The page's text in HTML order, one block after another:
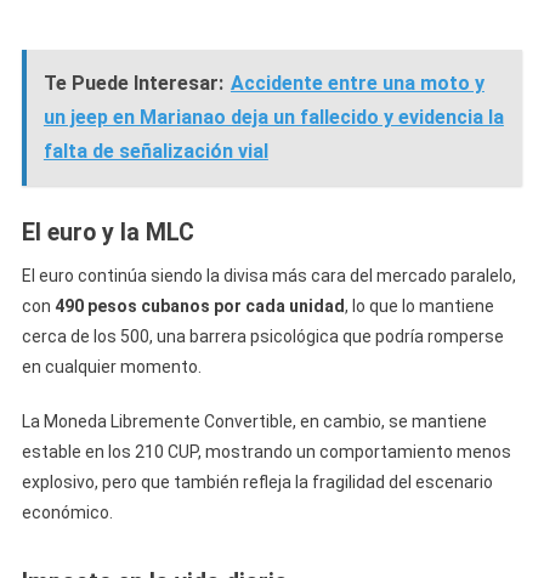
Te Puede Interesar: Accidente entre una moto y
un jeep en Marianao deja un fallecido y evidencia la
falta de señalización vial
El euro y la MLC
El euro continúa siendo la divisa más cara del mercado paralelo,
con 490 pesos cubanos por cada unidad, lo que lo mantiene
cerca de los 500, una barrera psicológica que podría romperse
en cualquier momento.
La Moneda Libremente Convertible, en cambio, se mantiene
estable en los 210 CUP, mostrando un comportamiento menos
explosivo, pero que también refleja la fragilidad del escenario
económico.